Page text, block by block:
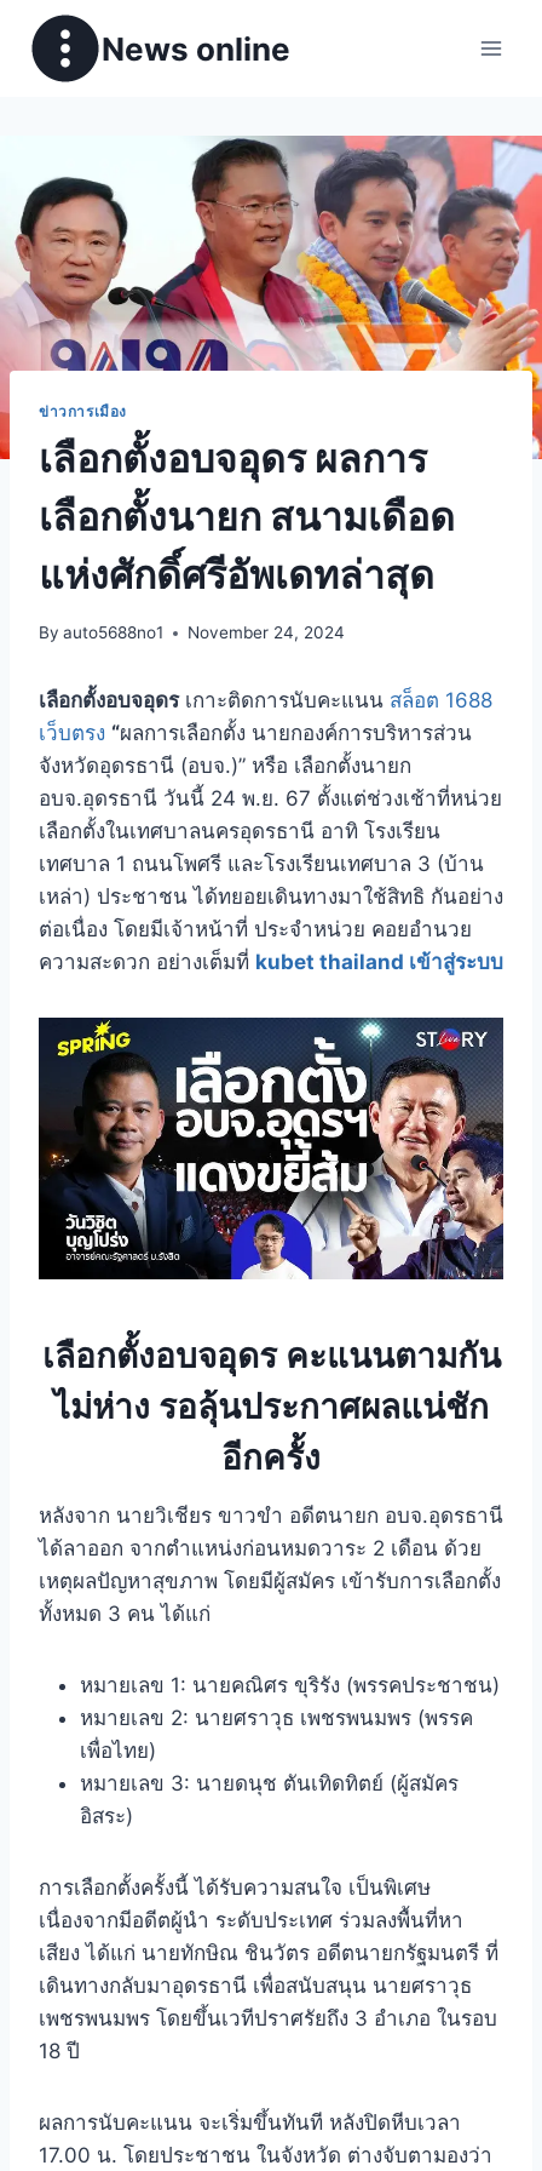
News online
ข่าวการเมือง
เลือกตั้งอบจอุดร ผลการ
เลือกตั้งนายก สนามเดือด
แห่งศักดิ์ศรีอัพเดทล่าสุด
By auto5688no1 November 24, 2024
เลือกตั้งอบจอุดรเกาะติดการนับคะแนน สล็อต 1688
เว็บตรง “ผลการเลือกตั้ง นายกองค์การบริหารส่วน
จังหวัดอุดรธานี (อบจ.)” หรือ เลือกตั้งนายก
อบจ.อุดรธานี วันนี้ 24 พ.ย. 67 ตั้งแต่ช่วงเช้าที่หน่วย
เลือกตั้งในเทศบาลนครอุดรธานี อาทิ โรงเรียน
เทศบาล 1 ถนนโพศรี และโรงเรียนเทศบาล 3 (บ้าน
เหล่า) ประชาชน ได้ทยอยเดินทางมาใช้สิทธิ กันอย่าง
ต่อเนื่อง โดยมีเจ้าหน้าที่ ประจำหน่วย คอยอำนวย
ความสะดวก อย่างเต็มที่ kubet thailand เข้าสู่ระบบ
เลือกตั้งอบจอุดร คะแนนตามกัน
ไม่ห่าง รอลุ้นประกาศผลแน่ชัก
อีกครั้ง
หลังจาก นายวิเชียร ขาวขำ อดีตนายก อบจ.อุดรธานี
ได้ลาออก จากตำแหน่งก่อนหมดวาระ 2 เดือน ด้วย
เหตุผลปัญหาสุขภาพ โดยมีผู้สมัคร เข้ารับการเลือกตั้ง
ทั้งหมด 3 คน ได้แก่
หมายเลข 1: นายคณิศร ขุริรัง (พรรคประชาชน)
หมายเลข 2: นายศราวุธ เพชรพนมพร (พรรค
เพื่อไทย)
หมายเลข 3: นายดนุช ตันเทิดทิตย์ (ผู้สมัคร
อิสระ)
การเลือกตั้งครั้งนี้ ได้รับความสนใจ เป็นพิเศษ
เนื่องจากมีอดีตผู้นำ ระดับประเทศ ร่วมลงพื้นที่หา
เสียง ได้แก่ นายทักษิณ ชินวัตร อดีตนายกรัฐมนตรี ที่
เดินทางกลับมาอุดรธานี เพื่อสนับสนุน นายศราวุธ
เพชรพนมพร โดยขึ้นเวทีปราศรัยถึง 3 อำเภอ ในรอบ
18 ปี
ผลการนับคะแนน จะเริ่มขึ้นทันที หลังปิดหีบเวลา
17.00 น. โดยประชาชน ในจังหวัด ต่างจับตามองว่า